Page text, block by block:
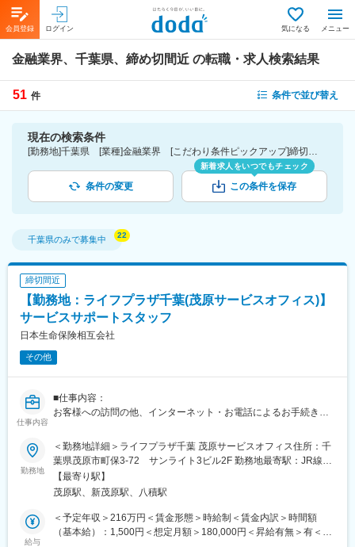
会員登録 ログイン 気になる メニュー
金融業界、千葉県、締め切間近 の転職・求人検索結果
51 件 条件で並び替え
現在の検索条件
[勤務地]千葉県 [業種]金融業界 [こだわり条件ピックアップ]締切間近
条件の変更
新着求人をいつでもチェック
この条件を保存
千葉県のみで募集中
締切間近
【勤務地：ライフプラザ千葉(茂原サービスオフィス)】
サービスサポートスタッフ
日本生命保険相互会社
その他
仕事内容
■仕事内容：
お客様への訪問の他、インターネット・お電話によるお手続き・
■労働契約補足：
まずはサービスサポートスタッフ(パート職制／３ヵ月毎に契約更
新)として採用します。パート職制を経て、お客様へのコンサルテ
ィングに必要な基礎知識・基礎スキルを習得し勤務良好の場合、
サービスコーディネーター(正職員)への登用※となります。
※本人希望・業務習熟度・勤務実態等に応じて、サービスコーディ
勤務地
＜勤務地詳細＞ライフプラザ千葉 茂原サービスオフィス住所：千
葉県茂原市町保3-72 サンライト3ビル2F 勤務地最寄駅：JR線／
茂原駅受動喫煙対策：屋内全面禁煙変更の範囲：会社の定める事
業所
【最寄り駅】
茂原駅、新茂原駅、八積駅
給与
＜予定年収＞216万円＜賃金形態＞時給制＜賃金内訳＞時間額
（基本給）：1,500円＜想定月額＞180,000円＜昇給有無＞有＜残